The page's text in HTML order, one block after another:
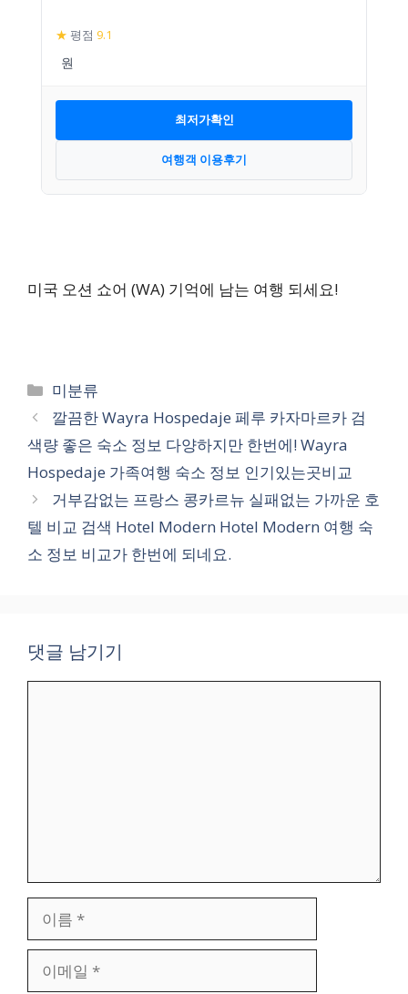
★ 평점 9.1
최저가확인
여행객 이용후기
미국 오션 쇼어 (WA) 기억에 남는 여행 되세요!
카
테
리
미분류
깔끔한 Wayra Hospedaje 페루 카자마르카 검
색량 좋은 숙소 정보 다양하지만 한번에! Wayra
Hospedaje 가족여행 숙소 정보 인기있는곳비교
거부감없는 프랑스 콩카르뉴 실패없는 가까운 호
텔 비교 검색 Hotel Modern Hotel Modern 여행 숙
소 정보 비교가 한번에 되네요.
댓글 남기기